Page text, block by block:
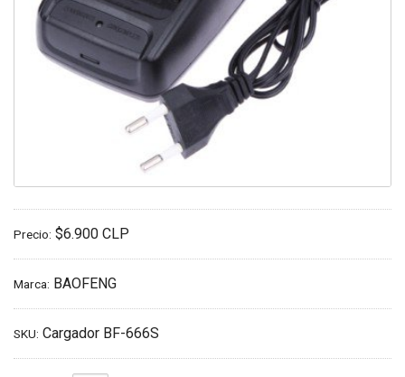
Precio: $6.900 CLP
Marca: BAOFENG
SKU: Cargador BF-666S